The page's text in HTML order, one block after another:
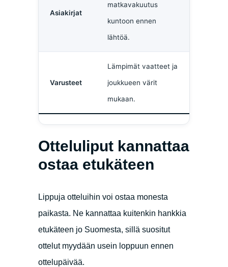
Asiakirjat
matkavakuutus
kuntoon ennen
lähtöä.
Varusteet
Lämpimät vaatteet ja
joukkueen värit
mukaan.
Otteluliput kannattaa
ostaa etukäteen
Lippuja otteluihin voi ostaa monesta
paikasta. Ne kannattaa kuitenkin hankkia
etukäteen jo Suomesta, sillä suositut
ottelut myydään usein loppuun ennen
ottelupäivää.